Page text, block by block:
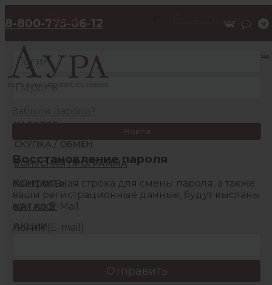
8-800-775-06-12
КАТАЛОГ
СКУПКА / ОБМЕН
БОНУСНАЯ ПРОГРАММА
КОНТАКТЫ
КАТАЛОГ
АКЦИИ
Вход Регистрация
Войти
Восстановление пароля
Контрольная строка для смены пароля, а также
ваши регистрационные данные, будут высланы
вам по E-Mail.
Логин (E-mail)